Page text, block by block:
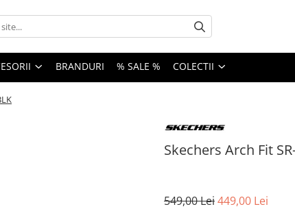
BRANDURI % SALE % COLECTII
Skechers Arch Fit
549,00 Lei449,00 Lei